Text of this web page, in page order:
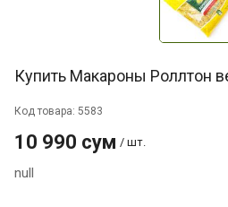
Купить Макароны Роллтон
Код товара: 5583
10 990 сум / шт.
null